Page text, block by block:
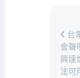
台
會聲
興達
法可